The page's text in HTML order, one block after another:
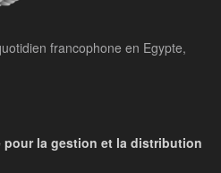
francophone en Egypte,
pour la gestion et la distribution